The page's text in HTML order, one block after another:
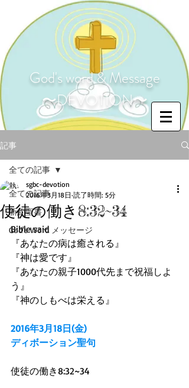
God's word & Message
〜DEVOTION〜
記事
全ての記事
新約聖書
God's Word メッセージ
全ての記事
使徒の働き8:32~34
sgbc-devotion
2016年3月18日 読了時間: 5分
Bible said
『あなたの病は癒される』
『神は愛です』
『あなたの親子1000代先まで祝福しよ
う』
『神のしもべは栄える』
2016年3月18日(金)
ディボーション聖句
使徒の働き8:32~34